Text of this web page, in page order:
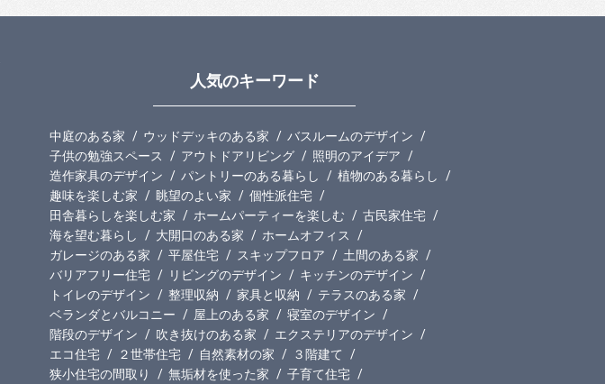
人気のキーワード
中庭のある家 ウッドデッキのある家
バスルームのデザイン
子供の勉強スペース
アウトドアリビング
照明のアイデア
造作家具のデザイン
パントリーのある暮らし
植物のある暮らし
趣味を楽しむ家
眺望のよい家
個性派住宅
田舎暮らしを楽しむ家
ホームパーティーを楽しむ
古民家住宅
海を望む暮らし
大開口のある家
ホームオフィス
ガレージのある家
平屋住宅 スキップフロア
土間のある家
バリアフリー住宅
リビングのデザイン
キッチンのデザイン
トイレのデザイン
整理収納 家具と収納
テラスのある家
ベランダとバルコニー
屋上のある家
寝室のデザイン
階段のデザイン
吹き抜けのある家
エクステリアのデザイン
エコ住宅
２世帯住宅 自然素材の家
３階建て
狭小住宅の間取り
無垢材を使った家
子育て住宅